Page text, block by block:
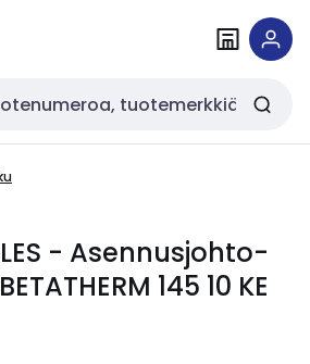
- Asennusjohto-
145 10 KE